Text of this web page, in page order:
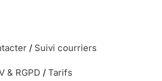
/ Suivi courriers
& RGPD / Tarifs